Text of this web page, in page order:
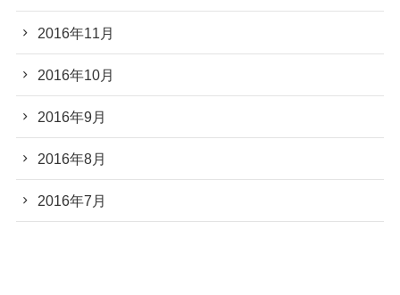
2016年11月
2016年10月
2016年9月
2016年8月
2016年7月